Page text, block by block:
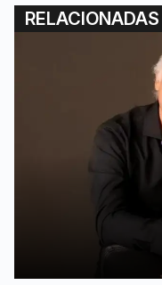
RELACIONADAS